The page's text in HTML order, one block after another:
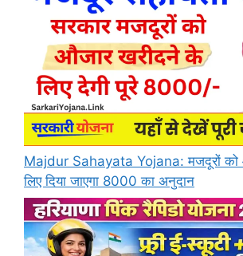
Majdur Sahayata Yojana: मजदूरों को
लिए दिया जाएगा 8000 का अनुदान